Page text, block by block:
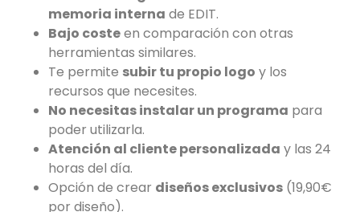
memoria interna de EDIT.
Bajo costeen comparación con otras
herramientas similares.
Te permite subir tu propio logo y los
recursos que necesites.
No necesitas instalar un programa para
poder utilizarla.
Atención al cliente personalizada y las 24
horas del día.
Opción de crear diseños exclusivos (19,90€
por diseño).